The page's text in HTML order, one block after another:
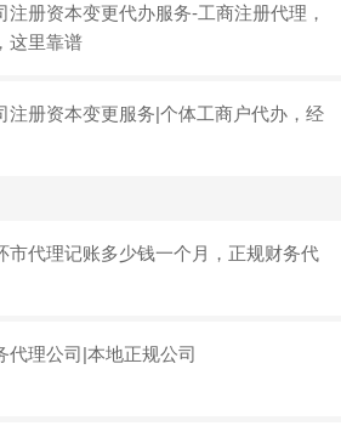
注册资本变更代办服务-工商注册代理，
这里靠谱
注册资本变更服务|个体工商户代办，经
市代理记账多少钱一个月，正规财务代
代理公司|本地正规公司